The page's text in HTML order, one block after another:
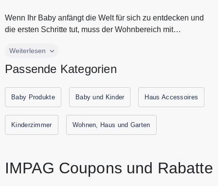
Wenn Ihr Baby anfängt die Welt für sich zu entdecken und
die ersten Schritte tut, muss der Wohnbereich mit
Wenn Ihr Baby anfängt die Welt für sich zu entdecken und
Kinderschutztüren abgesichert sein. Die wohl häufigsten
Mit Kinderschutztüren der Marke IMPAG sind Sie mit Ihrem
Baby immer auf der sicheren Seite. Alle aktuellen
Gutscheine und Rabattaktionen von IMPAG finden Sie
immer hier auf Gutscheine.codes.
Weiterlesen
Passende Kategorien
Baby Produkte Baby und Kinder Haus Accessoires
Kinderzimmer Wohnen, Haus und Garten
IMPAG Coupons und Rabatte